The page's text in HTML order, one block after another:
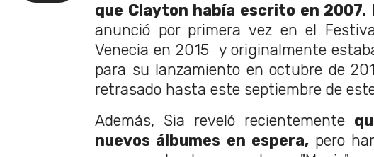
que Clayton había escrito en 2007.
anunció por primera vez en el
Venecia en 2015 y originalmente
para su lanzamiento en octubre de
retrasado hasta este septiembre de
Además, Sia reveló recientemente
nuevos álbumes en espera,pero